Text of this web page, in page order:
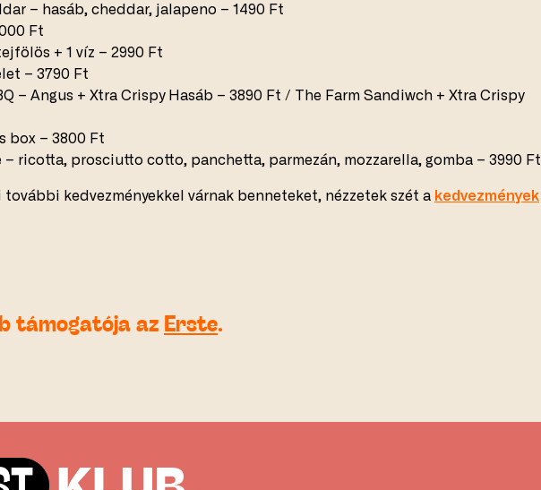
– hasáb, cheddar, jalapeno – 1490 Ft
Ft
+ 1 víz – 2990 Ft
– 3790 Ft
– Angus + Xtra Crispy Hasáb – 3890 Ft / The Farm Sandiwch + Xtra Crispy
box – 3800 Ft
– ricotta, prosciutto cotto, panchetta, parmezán, mozzarella, gomba – 3990 Ft
kedvezményekkel várnak benneteket, nézzetek szét a kedvezmények
támogatója az Erste.